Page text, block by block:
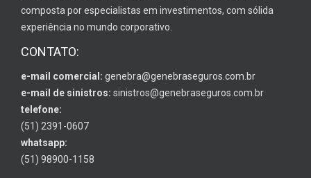
composta por especialistas em investimentos, com sólida
experiência no mundo corporativo.
CONTATO:
e-mail comercial: genebra@genebraseguros.com.br
e-mail de sinistros: sinistros@genebraseguros.com.br
telefone:
(51) 2391-0607
whatsapp:
(51) 98900-1158